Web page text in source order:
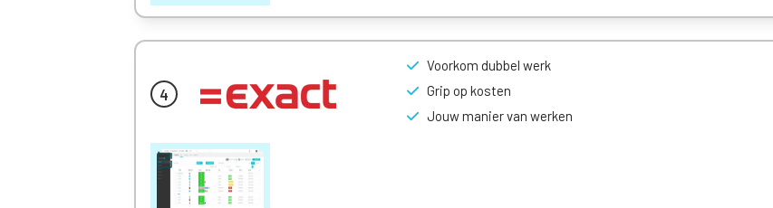
Voorkom dubbel werk
Grip op kosten
Jouw manier van werken